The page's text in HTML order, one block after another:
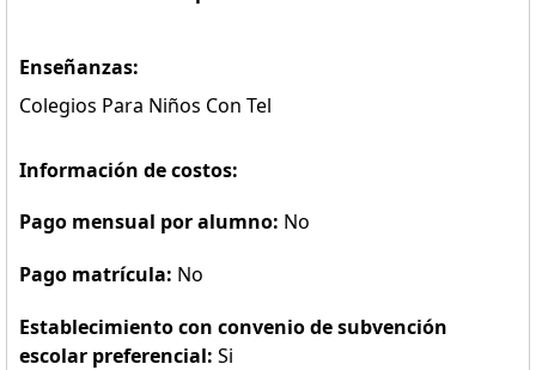
Enseñanzas:
Colegios Para Niños Con Tel
Información de costos:
Pago mensual por alumno: No
Pago matrícula: No
Establecimiento con convenio de subvención
escolar preferencial: Si